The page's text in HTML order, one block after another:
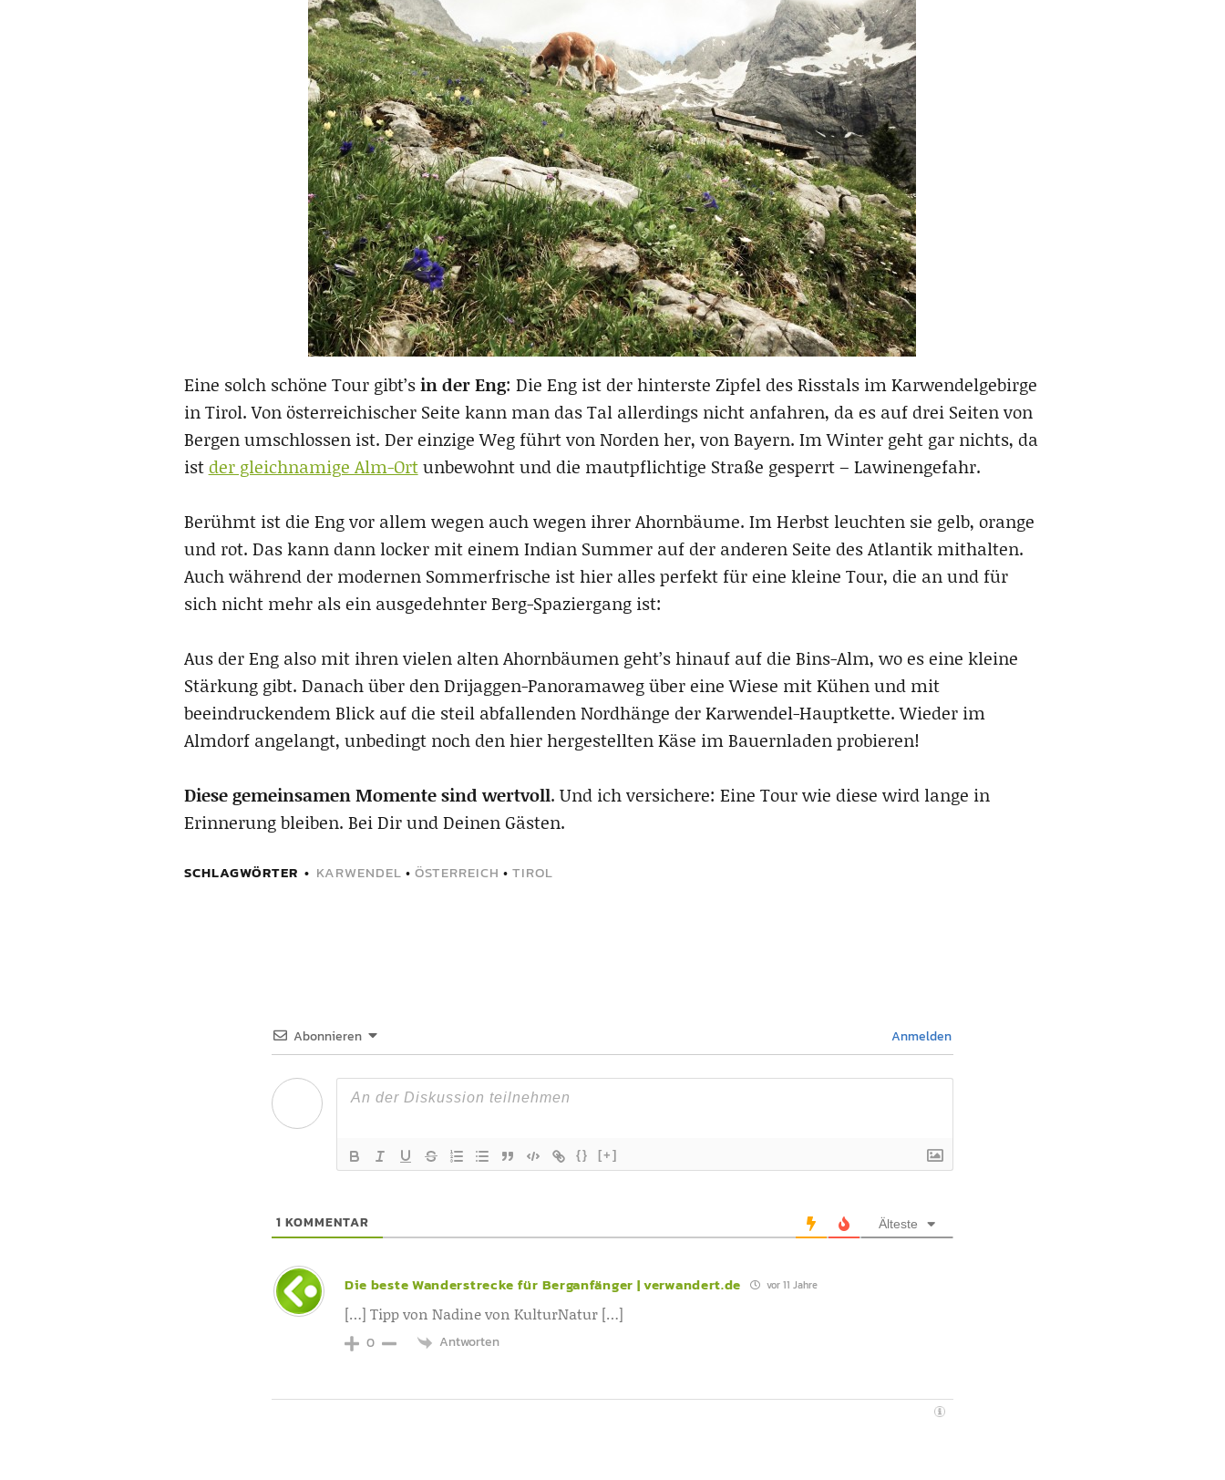
Eine solch schöne Tour gibt’sin der Eng: Die Eng ist der hinterste Zipfel des Risstals im Karwendelgebirge
in Tirol. Von österreichischer Seite kann man das Tal allerdings nicht anfahren, da es auf drei Seiten von
Bergen umschlossen ist. Der einzige Weg führt von Norden her, von Bayern. Im Winter geht gar nichts, da
ist der gleichnamige Alm-Ortunbewohnt und die mautpflichtige Straße gesperrt – Lawinengefahr.
Berühmt ist die Eng vor allem wegen auch wegen ihrer Ahornbäume. Im Herbst leuchten sie gelb, orange
und rot. Das kann dann locker mit einem Indian Summer auf der anderen Seite des Atlantik mithalten.
Auch während der modernen Sommerfrische ist hier alles perfekt für eine kleine Tour, die an und für
sich nicht mehr als ein ausgedehnter Berg-Spaziergang ist:
Aus der Eng also mit ihren vielen alten Ahornbäumen geht’s hinauf auf die Bins-Alm, wo es eine kleine
Stärkung gibt. Danach über den Drijaggen-Panoramaweg über eine Wiese mit Kühen und mit
beeindruckendem Blick auf die steil abfallenden Nordhänge der Karwendel-Hauptkette. Wieder im
Almdorf angelangt, unbedingt noch den hier hergestellten Käse im Bauernladen probieren!
Diese gemeinsamen Momente sind wertvoll. Und ich versichere: Eine Tour wie diese wird lange in
Erinnerung bleiben. Bei Dir und Deinen Gästen.
SCHLAGWÖRTER KARWENDEL • ÖSTERREICH • TIROL
Abonnieren Anmelden
{} [+]
1 KOMMENTAR Älteste
Die beste Wanderstrecke für Berganfänger | verwandert.de vor 11 Jahre
[…] Tipp von Nadine von KulturNatur […]
0 Antworten